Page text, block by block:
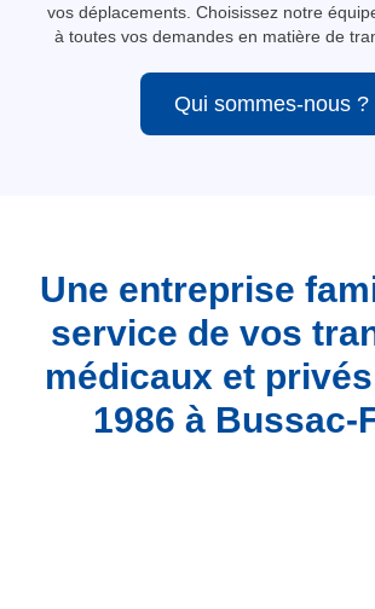
vos déplacements. Choisissez notre
à toutes vos demandes en matière de
Qui sommes-nous ?
Une entreprise
service de vos
médicaux et
1986 à Bussac-